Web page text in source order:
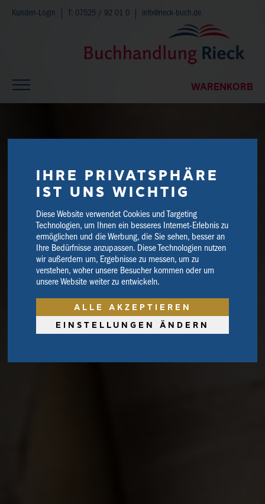
IHRE PRIVATSPHÄRE
IST UNS WICHTIG
Diese Website verwendet Cookies und Targeting
Technologien, um Ihnen ein besseres Internet-Erlebnis zu
ermöglichen und die Werbung, die Sie sehen, besser an
Ihre Bedürfnisse anzupassen. Diese Technologien nutzen
wir außerdem um, Ergebnisse zu messen, um zu
verstehen, woher unsere Besucher kommen oder um
unsere Website weiter zu entwickeln.
ALLE AKZEPTIEREN
EINSTELLUNGEN ÄNDERN
Kunden-Login T: 07525 / 92 01 0 info@rieck-buch.de
WARENKORB